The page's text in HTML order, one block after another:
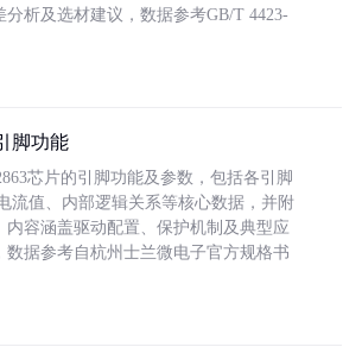
分析及选材建议，数据参考GB/T 4423-
脚功能
芯片的引脚功能及参数，包括各引脚
流值、内部逻辑关系等核心数据，并附
内容涵盖驱动配置、保护机制及典型应
数据参考自杭州士兰微电子官方规格书